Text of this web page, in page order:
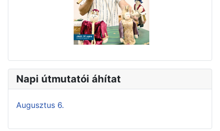
Napi útmutatói áhítat
Augusztus 6.